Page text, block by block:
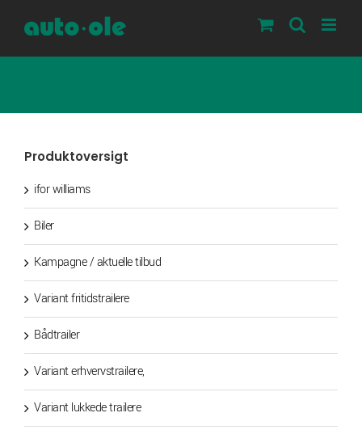
content
Produktoversigt
ifor williams
Biler
Kampagne / aktuelle tilbud
Variant fritidstrailere
Bådtrailer
Variant erhvervstrailere,
Variant lukkede trailere